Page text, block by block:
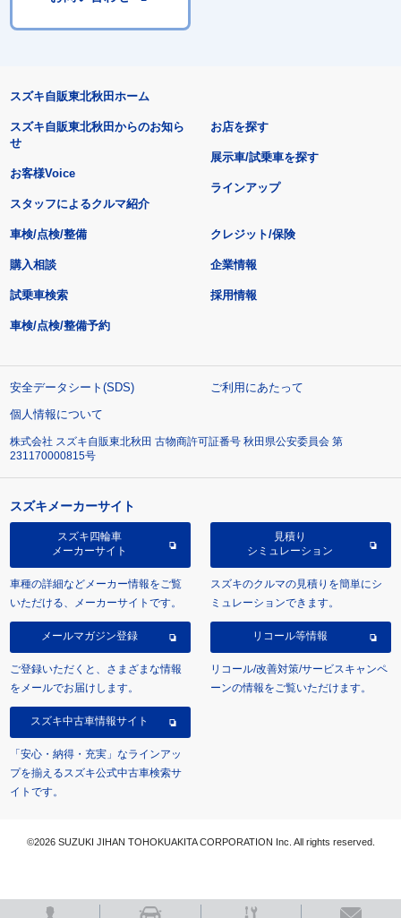
スズキ自販東北秋田ホーム
スズキ自販東北秋田からのお知ら
せ
お客様Voice
スタッフによるクルマ紹介
お店を探す
展示車/試乗車を探す
ラインアップ
車検/点検/整備 クレジット/保険
購入相談
試乗車検索
車検/点検/整備予約
企業情報
採用情報
安全データシート(SDS)
ご利用にあたって
個人情報について
株式会社 スズキ自販東北秋田 古物商許可証番号 秋田県公安委員会 第
231170000815号
スズキメーカーサイト
スズキ四輪車
メーカーサイト
車種の詳細などメーカー情報をご覧
いただける、メーカーサイトです。
見積り
シミュレーション
スズキのクルマの見積りを簡単にシ
ミュレーションできます。
メールマガジン登録
ご登録いただくと、さまざまな情報
をメールでお届けします。
リコール等情報
リコール/改善対策/サービスキャンペ
ーンの情報をご覧いただけます。
スズキ中古車情報サイト
「安心・納得・充実」なラインアッ
プを揃えるスズキ公式中古車検索サ
イトです。
©2026 SUZUKI JIHAN TOHOKUAKITA CORPORATION Inc. All rights reserved.